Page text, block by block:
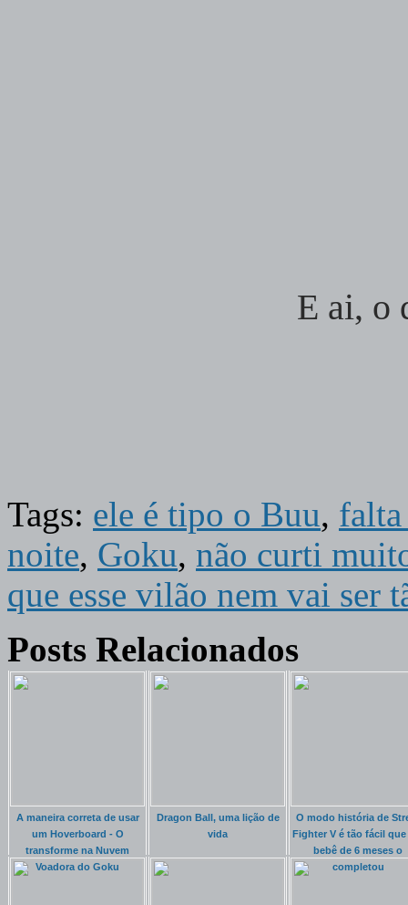
E ai, o
Tags: ele é tipo o Buu, falta
noite, Goku, não curti
que esse vilão nem vai ser
Posts Relacionados
A maneira correta de usar
um Hoverboard - O
transforme na Nuvem
Voadora do Goku
Dragon Ball, uma lição de
vida
O modo história de
Fighter V é tão fácil que
bebê de 6 meses o
completou